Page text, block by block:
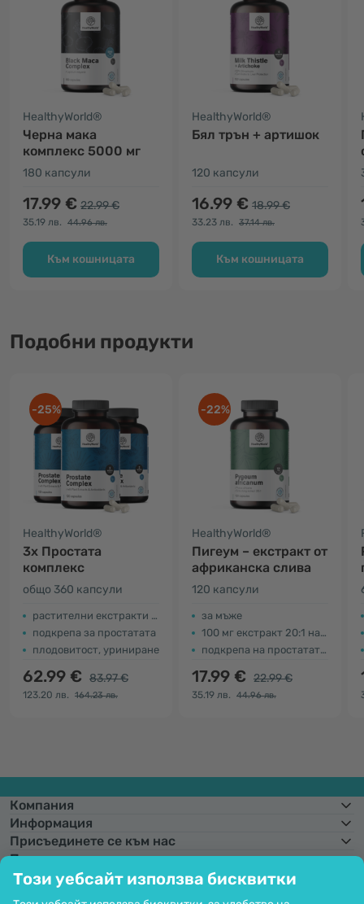
Този уебсайт използва бисквитки
HealthyWorld®
Черна мака
комплекс 5000 мг
180 капсули
17.99 € 22.99 €
35.19 лв. 44.96 лв.
Към кошницата
HealthyWorld®
Бял трън + артишок
120 капсули
16.99 € 18.99 €
33.23 лв. 37.14 лв.
Към кошницата
Подобни продукти
-25%
HealthyWorld®
3x Простата
комплекс
общо 360 капсули
растителни екстракти + антиоксиданти
подкрепа за простатата
плодовитост, уриниране
62.99 € 83.97 €
123.20 лв. 164.23 лв.
-22%
HealthyWorld®
Пигеум – екстракт от
африканска слива
120 капсули
за мъже
100 мг екстракт 20:1 на капсула
подкрепа на простатата и пикочните пътища
17.99 € 22.99 €
35.19 лв. 44.96 лв.
Компания
Информация
Присъединете се към нас
Помощ и поръчки